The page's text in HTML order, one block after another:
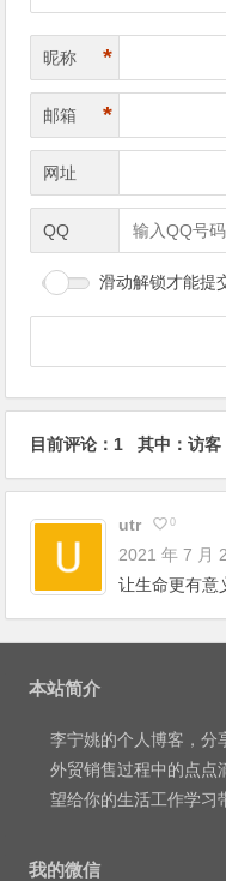
昵称 *
邮箱 *
网址
QQ
滑动解锁才能提
目前评论：1 其中：访
utr 0
2021 年 7 月
让生命更有意
本站简介
李宁姚的个人博客，分
外贸销售过程中的点点
望给你的生活工作学习
我的微信